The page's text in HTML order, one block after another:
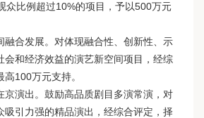
众比例超过10%的项目，予以500万元
融合发展。对体现融合性、创新性、示
会和经济效益的演艺新空间项目，经综
100万元支持。
京演出。鼓励高品质剧目多演常演，对
吸引力强的精品演出，经综合评定，择